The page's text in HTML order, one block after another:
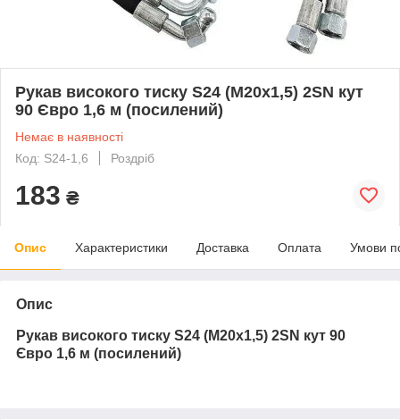
Рукав високого тиску S24 (М20х1,5) 2SN кут
90 Євро 1,6 м (посилений)
Немає в наявності
Код: S24-1,6
Роздріб
183 ₴
Опис Характеристики Доставка Оплата Умови
Опис
Рукав високого тиску S24 (М20х1,5) 2SN кут 90
Євро 1,6 м (посилений)